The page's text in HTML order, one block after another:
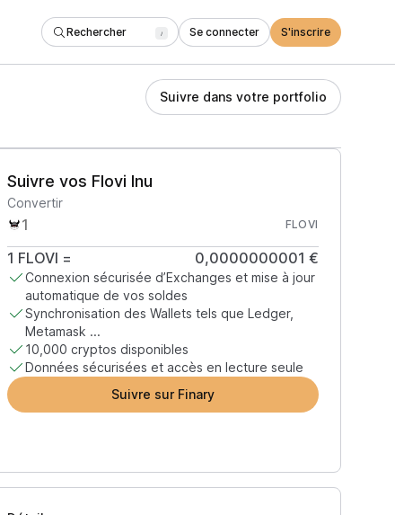
Rechercher / Se connecter S'inscrire
Suivre dans votre portfolio
Suivre vos Flovi Inu
Convertir
FLOVI
1 FLOVI = 0,0000000001 €
Connexion sécurisée d’Exchanges et mise à jour
automatique de vos soldes
Synchronisation des Wallets tels que Ledger,
Metamask ...
10,000 cryptos disponibles
Données sécurisées et accès en lecture seule
Suivre sur Finary